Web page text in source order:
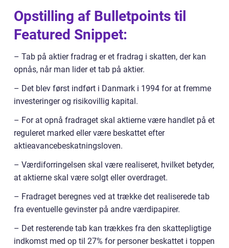
Opstilling af Bulletpoints til
Featured Snippet:
– Tab på aktier fradrag er et fradrag i skatten, der kan
opnås, når man lider et tab på aktier.
– Det blev først indført i Danmark i 1994 for at fremme
investeringer og risikovillig kapital.
– For at opnå fradraget skal aktierne være handlet på et
reguleret marked eller være beskattet efter
aktieavancebeskatningsloven.
– Værdiforringelsen skal være realiseret, hvilket betyder,
at aktierne skal være solgt eller overdraget.
– Fradraget beregnes ved at trække det realiserede tab
fra eventuelle gevinster på andre værdipapirer.
– Det resterende tab kan trækkes fra den skattepligtige
indkomst med op til 27% for personer beskattet i toppen